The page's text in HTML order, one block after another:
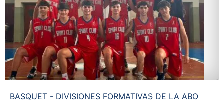
BASQUET - DIVISIONES FORMATIVAS DE LA ABO